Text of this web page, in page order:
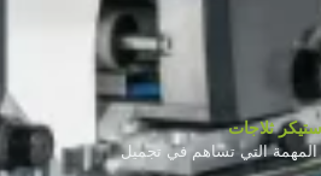
ثلاجات
المهمة التي تساهم في تجميل